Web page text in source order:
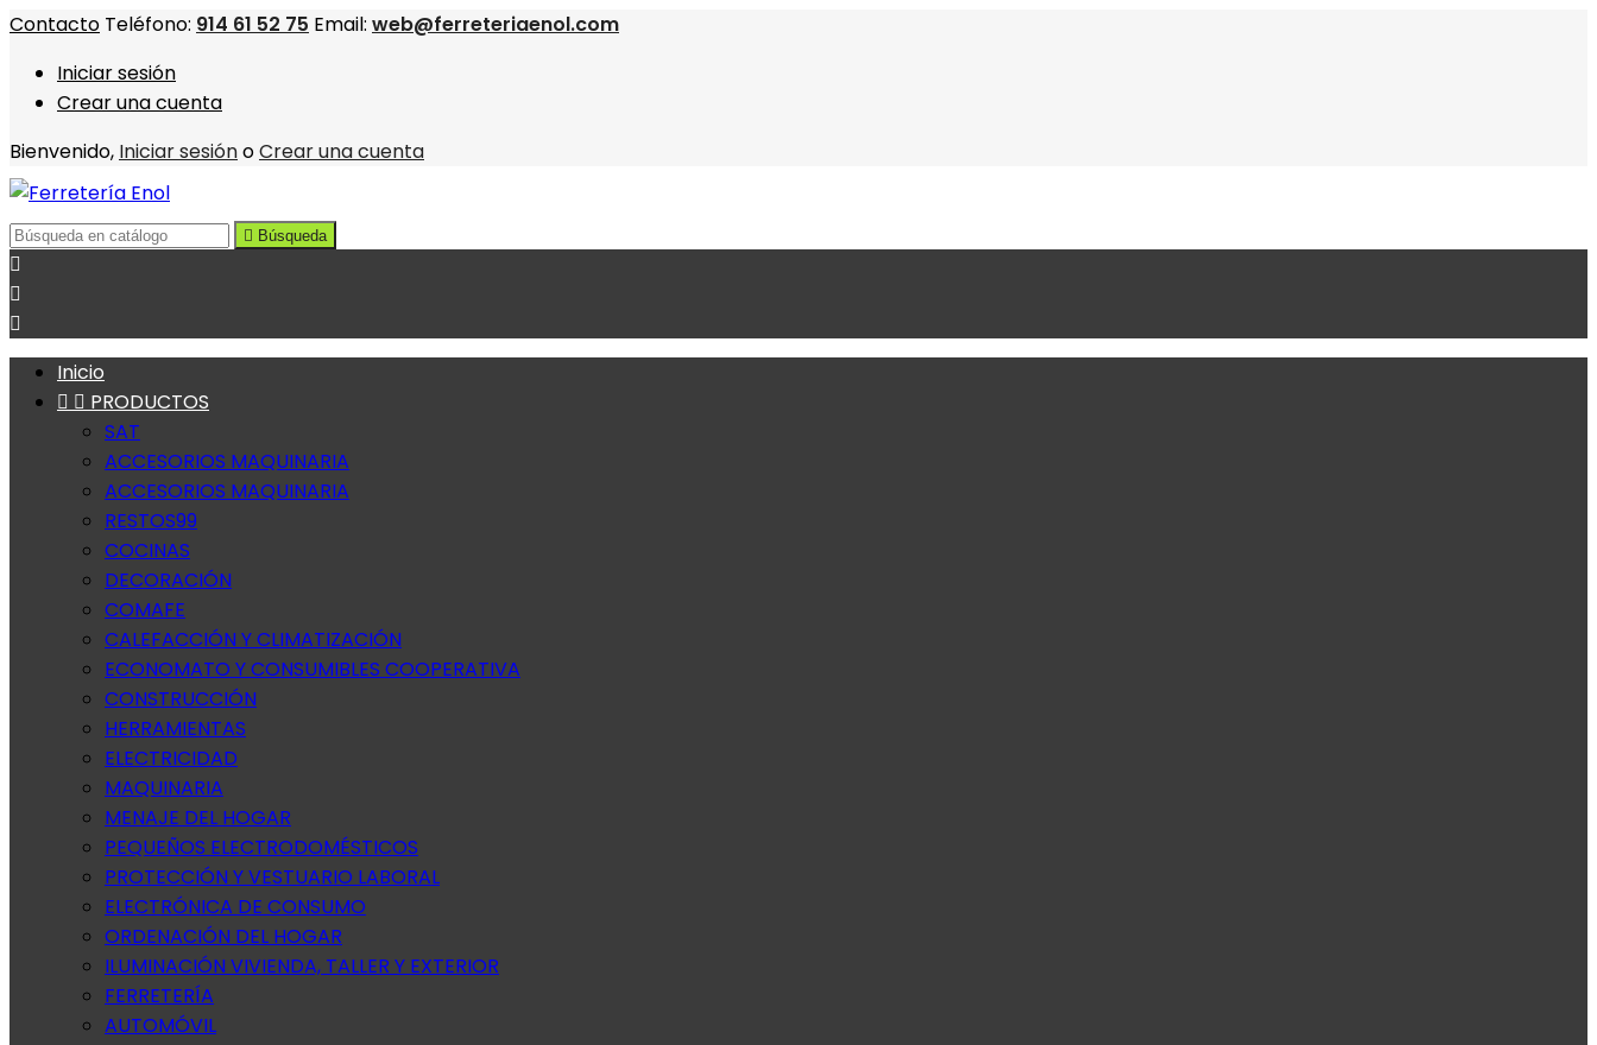
Contacto Teléfono: 914 61 52 75 Email: web@ferreteriaenol.com
Iniciar sesión
Crear una cuenta
Bienvenido, Iniciar sesiónoCrear una cuenta
 Búsqueda



Inicio
  PRODUCTOS
SAT
ACCESORIOS MAQUINARIA
ACCESORIOS MAQUINARIA
RESTOS99
COCINAS
DECORACIÓN
COMAFE
CALEFACCIÓN Y CLIMATIZACIÓN
ECONOMATO Y CONSUMIBLES COOPERATIVA
CONSTRUCCIÓN
HERRAMIENTAS
ELECTRICIDAD
MAQUINARIA
MENAJE DEL HOGAR
PEQUEÑOS ELECTRODOMÉSTICOS
PROTECCIÓN Y VESTUARIO LABORAL
ELECTRÓNICA DE CONSUMO
ORDENACIÓN DEL HOGAR
ILUMINACIÓN VIVIENDA, TALLER Y EXTERIOR
FERRETERÍA
AUTOMÓVIL